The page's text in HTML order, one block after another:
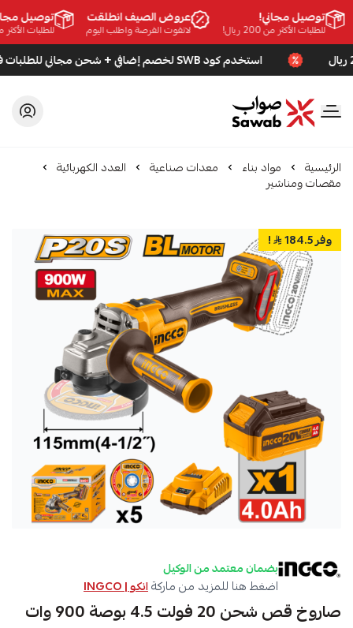
توصيل مجاني!
للطلبات الأكثر من 200 ريال!
عروض الصيف انطلقت
لاتفوت الفرصة واطلب اليوم
توصيل
للطلبات الأكثر من 200
استخدم كود SWB لخصم إضافي + شحن مجاني للطلبات فوق 200 ريال
صواب
الرئيسية مواد بناء معدات صناعية العدد الكهربائية
مقصات ومناشير
وفر 184.5 !
بضمان معتمد من الوكيل
اضغط هنا للمزيد من ماركةانكو | INGCO
صاروخ قص شحن 20 فولت 4.5 بوصة 900 وات